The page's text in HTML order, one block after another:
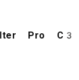
Pro C3